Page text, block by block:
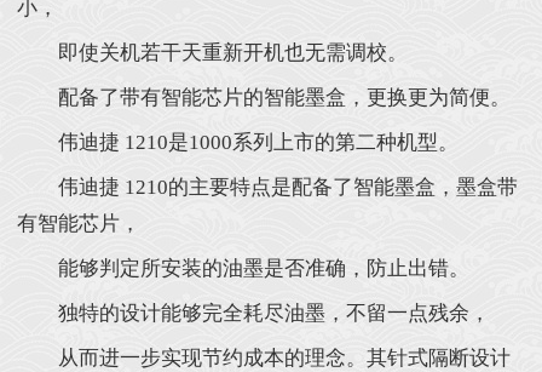
小，
即使关机若干天重新开机也无需调校。
配备了带有智能芯片的智能墨盒，更换更为简便。
伟迪捷 1210是1000系列上市的第二种机型。
伟迪捷 1210的主要特点是配备了智能墨盒，墨盒带
有智能芯片，
能够判定所安装的油墨是否准确，防止出错。
独特的设计能够完全耗尽油墨，不留一点残余，
从而进一步实现节约成本的理念。其针式隔断设计